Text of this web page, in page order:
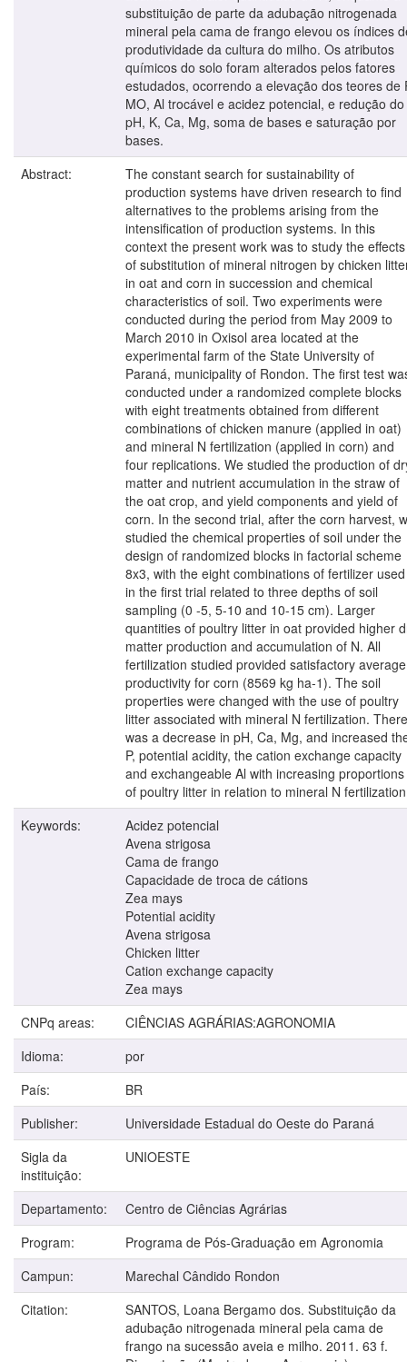
substituição de parte da adubação nitrogenada
mineral pela cama de frango elevou os índices
produtividade da cultura do milho. Os atributos
químicos do solo foram alterados pelos fatores
estudados, ocorrendo a elevação dos teores de
MO, Al trocável e acidez potencial, e redução do
pH, K, Ca, Mg, soma de bases e saturação por
bases.
Abstract:
The constant search for sustainability of
production systems have driven research to find
alternatives to the problems arising from the
intensification of production systems. In this
context the present work was to study the effects
of substitution of mineral nitrogen by chicken
in oat and corn in succession and chemical
characteristics of soil. Two experiments were
conducted during the period from May 2009 to
March 2010 in Oxisol area located at the
experimental farm of the State University of
Paraná, municipality of Rondon. The first test
conducted under a randomized complete blocks
with eight treatments obtained from different
combinations of chicken manure (applied in oat)
and mineral N fertilization (applied in corn) and
four replications. We studied the production of
matter and nutrient accumulation in the straw of
the oat crop, and yield components and yield of
corn. In the second trial, after the corn harvest,
studied the chemical properties of soil under the
design of randomized blocks in factorial scheme
8x3, with the eight combinations of fertilizer used
in the first trial related to three depths of soil
sampling (0 -5, 5-10 and 10-15 cm). Larger
quantities of poultry litter in oat provided higher
matter production and accumulation of N. All
fertilization studied provided satisfactory average
productivity for corn (8569 kg ha-1). The soil
properties were changed with the use of poultry
litter associated with mineral N fertilization. There
was a decrease in pH, Ca, Mg, and increased
P, potential acidity, the cation exchange capacity
and exchangeable Al with increasing proportions
of poultry litter in relation to mineral N fertilization
Keywords:
Acidez potencial
Avena strigosa
Cama de frango
Capacidade de troca de cátions
Zea mays
Potential acidity
Avena strigosa
Chicken litter
Cation exchange capacity
Zea mays
CNPq areas:
CIÊNCIAS AGRÁRIAS:AGRONOMIA
Idioma:
por
País:
BR
Publisher:
Universidade Estadual do Oeste do Paraná
Sigla da
instituição:
UNIOESTE
Departamento:
Centro de Ciências Agrárias
Program:
Programa de Pós-Graduação em Agronomia
Campun:
Marechal Cândido Rondon
Citation:
SANTOS, Loana Bergamo dos. Substituição da
adubação nitrogenada mineral pela cama de
frango na sucessão aveia e milho. 2011. 63 f.